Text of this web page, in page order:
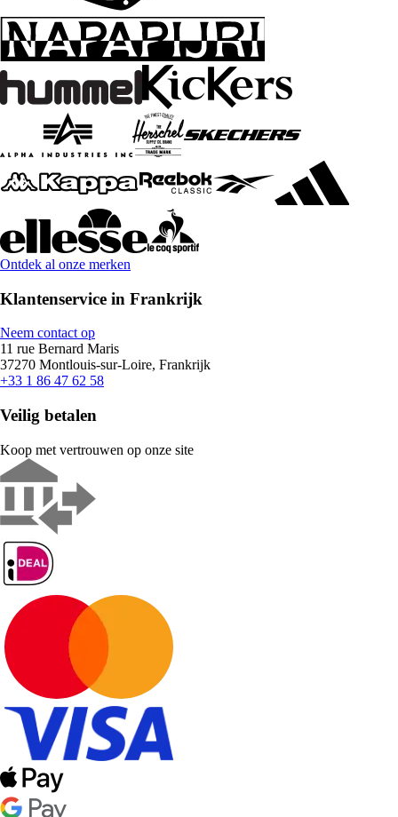
Ontdek al onze merken
Klantenservice in Frankrijk
Neem contact op
11 rue Bernard Maris
37270 Montlouis-sur-Loire, Frankrijk
+33 1 86 47 62 58
Veilig betalen
Koop met vertrouwen op onze site